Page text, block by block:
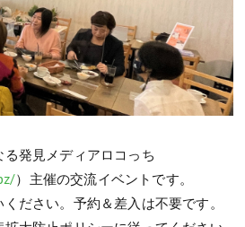
発見メディアロコっち
）主催の交流イベントです。
ださい。予約＆差入は不要です。